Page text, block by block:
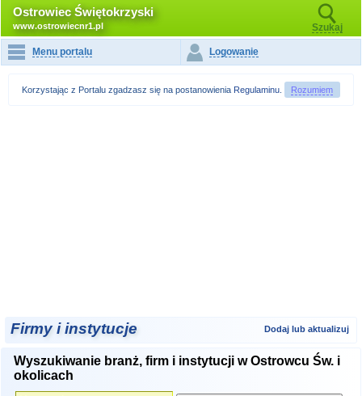
Ostrowiec Świętokrzyski
www.ostrowiecnr1.pl Szukaj
Menu portalu Logowanie
Korzystając z Portalu zgadzasz się na postanowienia Regulaminu Rozumiem
Firmy i instytucje Dodaj lub aktualizuj
Wyszukiwanie branż, firm i instytucji w Ostrowcu Św. i
okolicach